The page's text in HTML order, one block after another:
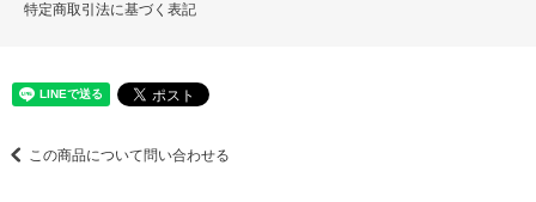
特定商取引法に基づく表記
この商品について問い合わせる